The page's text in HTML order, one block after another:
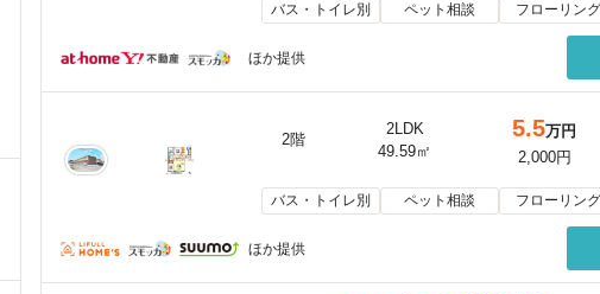
バス・トイレ別 ペット相談 フローリング
ほか提供
2階
2LDK
49.59㎡
5.5万円
2,000円
バス・トイレ別 ペット相談 フローリング
ほか提供